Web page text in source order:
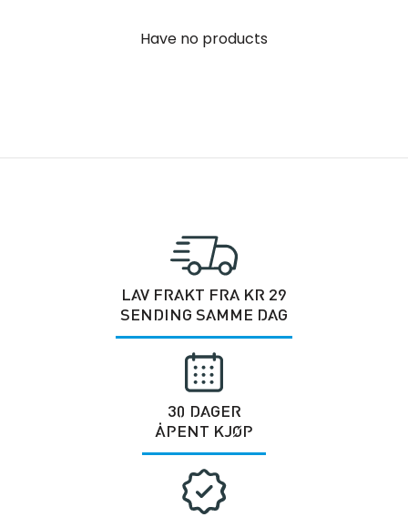
Have no products
LAV FRAKT FRA KR 29
SENDING SAMME DAG
30 DAGER
ÅPENT KJØP